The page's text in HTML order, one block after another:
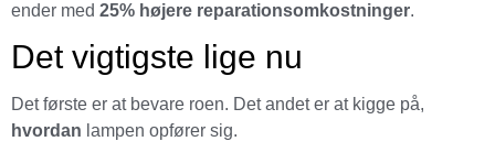
ender med 25% højere reparationsomkostninger.
Det vigtigste lige nu
Det første er at bevare roen. Det andet er at kigge på,
hvordan lampen opfører sig.